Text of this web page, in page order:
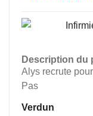
Description du
Alys recrute
Pas
Verdun